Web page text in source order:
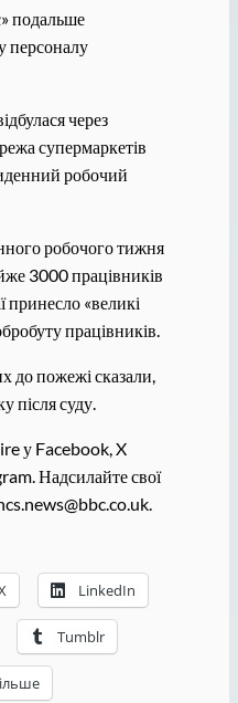
подальше
персоналу
через
супермаркетів
робочий
робочого тижня
3000 працівників
принесло «великі
працівників.
до пожежі сказали,
після суду.
у Facebook, X
Надсилайте свої
LinkedIn
Tumblr